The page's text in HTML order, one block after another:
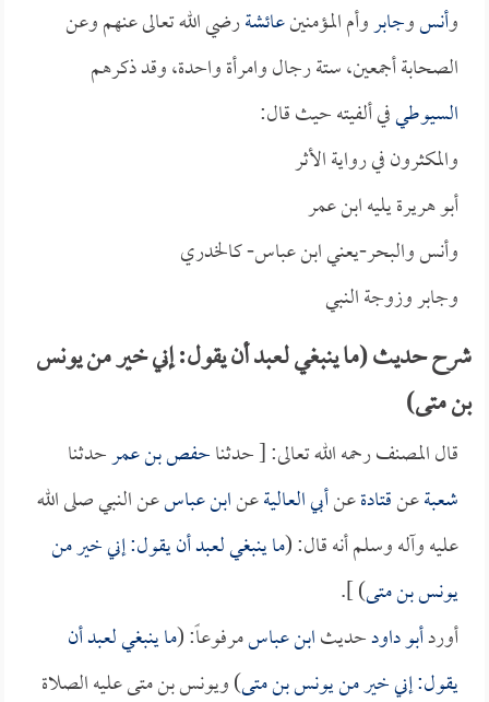
وأنسوجابروأم المؤمنينعائشةرضي الله تعالى عنهم وعن
الصحابة أجمعين، ستة رجال وامرأة واحدة، وقد ذكرهم
السيوطيفي ألفيته حيث قال:
والمكثرون في رواية الأثر
أبو هريرة يليه ابن عمر
وأنس والبحر-يعني ابن عباس- كالخدري
وجابر وزوجة النبي
شرح حديث (ما ينبغي لعبد أن يقول: إني خير من يونس
بن متى)
قال المصنف رحمه الله تعالى: [ حدثناحفص بن عمرحدثنا
شعبةعنقتادةعنأبي العاليةعنابن عباسعن النبي صلى الله
عليه وآله وسلم أنه قال: (ما ينبغي لعبد أن يقول: إني خير من
يونس بن متى) ].
أوردأبو داودحديثابن عباسمرفوعاً: (ما ينبغي لعبد أن
يقول: إني خير من يونس بن متى) ويونس بن متى عليه الصلاة